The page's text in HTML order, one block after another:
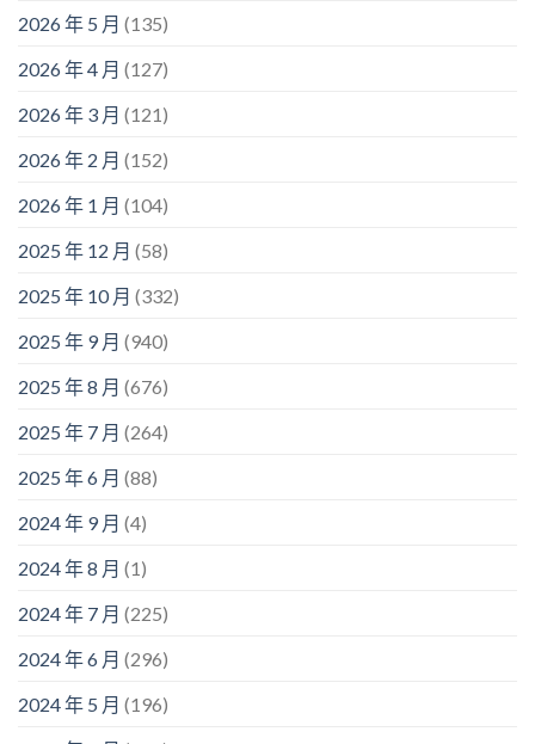
2026 年 5 月 (135)
2026 年 4 月 (127)
2026 年 3 月 (121)
2026 年 2 月 (152)
2026 年 1 月 (104)
2025 年 12 月 (58)
2025 年 10 月 (332)
2025 年 9 月 (940)
2025 年 8 月 (676)
2025 年 7 月 (264)
2025 年 6 月 (88)
2024 年 9 月 (4)
2024 年 8 月 (1)
2024 年 7 月 (225)
2024 年 6 月 (296)
2024 年 5 月 (196)